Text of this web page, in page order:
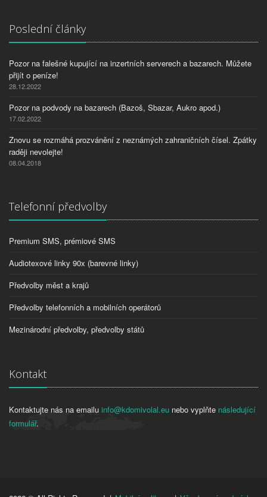
Poslední články
Pozor na falešné kupující na inzertních serverech a bazarech. Můžete
přijít o peníze!
28.12.2022
Pozor na podvody na bazarech (Bazoš, Sbazar, Aukro apod.)
17.02.2022
Znovu se rozmáhá prozvánění z neznámých zahraničních čísel. Zpátky
raději nevolejte!
08.04.2018
Telefonní předvolby
Premium SMS, prémiové SMS
Audiotexové linky 90x (barevné linky)
Předvolby měst a krajů
Předvolby telefonních a mobilních operátorů
Mezinárodní předvolby, předvolby států
Kontakt
Kontaktujte nás na emailu info@kdomivolal.eu nebo vyplňte následující
formulář.